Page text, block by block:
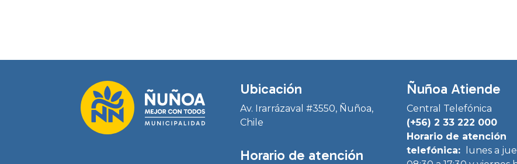
Ubicación
Av. Irarrázaval #3550, Ñuñoa,
Chile
Horario de atención
Ñuñoa Atiende
Central Telefónica
(+56) 2 33 222 000
Horario de atención
telefónica:
lunes a